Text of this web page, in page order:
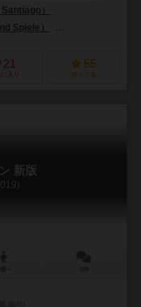
）
Spiele）
21
に入り
55
持ってる
新版